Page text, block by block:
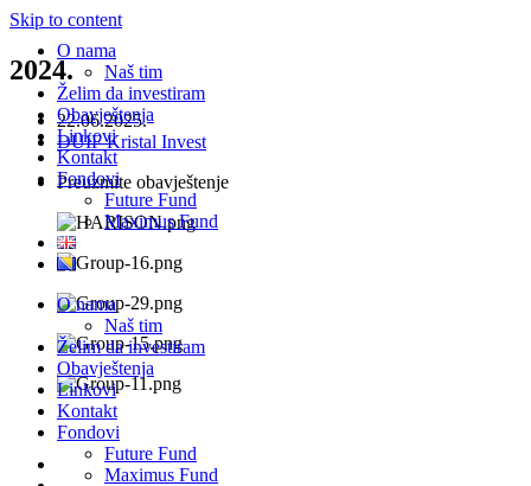
Skip to content
O nama
Naš tim
Želim da investiram
Obavještenja
Linkovi
Kontakt
Fondovi
Future Fund
Maximus Fund
O nama
Naš tim
Želim da investiram
Obavještenja
Linkovi
Kontakt
Fondovi
Future Fund
Maximus Fund
2024.
22.06.2025.
DUIF Kristal Invest
Preuzmite obavještenje